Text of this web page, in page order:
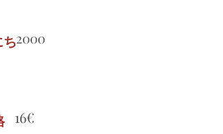
2000
ち
16€